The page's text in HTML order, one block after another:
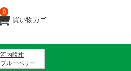
買い物カゴ
0
河内晩柑
ブルーベリー